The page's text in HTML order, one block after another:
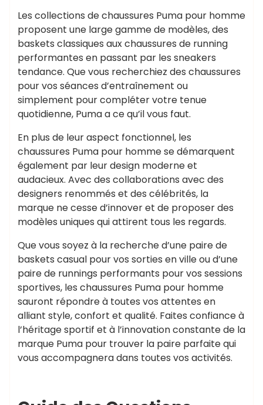
Les collections de chaussures Puma pour homme
proposent une large gamme de modèles, des
baskets classiques aux chaussures de running
performantes en passant par les sneakers
tendance. Que vous recherchiez des chaussures
pour vos séances d’entraînement ou
simplement pour compléter votre tenue
quotidienne, Puma a ce qu’il vous faut.
En plus de leur aspect fonctionnel, les
chaussures Puma pour homme se démarquent
également par leur design moderne et
audacieux. Avec des collaborations avec des
designers renommés et des célébrités, la
marque ne cesse d’innover et de proposer des
modèles uniques qui attirent tous les regards.
Que vous soyez à la recherche d’une paire de
baskets casual pour vos sorties en ville ou d’une
paire de runnings performants pour vos sessions
sportives, les chaussures Puma pour homme
sauront répondre à toutes vos attentes en
alliant style, confort et qualité. Faites confiance à
l’héritage sportif et à l’innovation constante de la
marque Puma pour trouver la paire parfaite qui
vous accompagnera dans toutes vos activités.